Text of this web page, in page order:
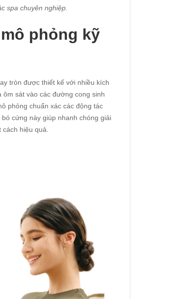
spa chuyên nghiệp.
phỏng kỹ
tròn được thiết kế với nhiều kích
sát vào các đường cong sinh
phỏng chuẩn xác các động tác
cứng này giúp nhanh chóng giải
hiệu quả.